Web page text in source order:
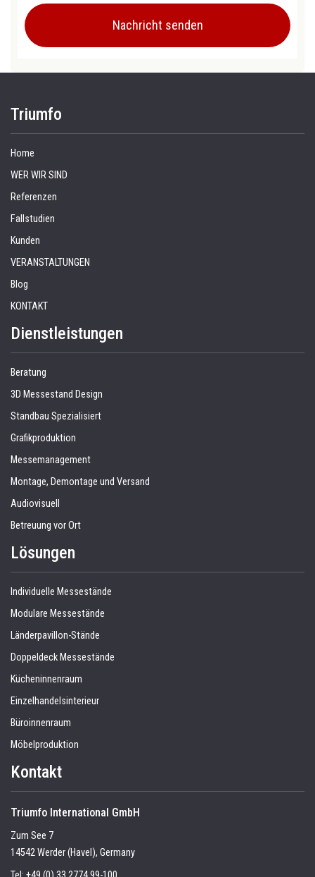
Triumfo
Home
WER WIR SIND
Referenzen
Fallstudien
Kunden
VERANSTALTUNGEN
Blog
KONTAKT
Dienstleistungen
Beratung
3D Messestand Design
Standbau Spezialisiert
Grafikproduktion
Messemanagement
Montage, Demontage und Versand
Audiovisuell
Betreuung vor Ort
Lösungen
Individuelle Messestände
Modulare Messestände
Länderpavillon-Stände
Doppeldeck Messestände
Kücheninnenraum
Einzelhandelsinterieur
Büroinnenraum
Möbelproduktion
Kontakt
Triumfo International GmbH
Zum See 7
14542 Werder (Havel), Germany